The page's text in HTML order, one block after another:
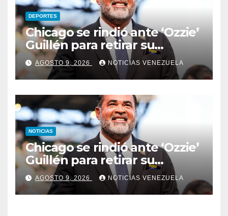
DEPORTES
Chicago se rindió ante ‘Ozzie’
Guillén para retirar su
número
AGOSTO 9, 2026 NOTICIAS VENEZUELA
NOTICIAS
Chicago se rindió ante ‘Ozzie’
Guillén para retirar su
número
AGOSTO 9, 2026 NOTICIAS VENEZUELA